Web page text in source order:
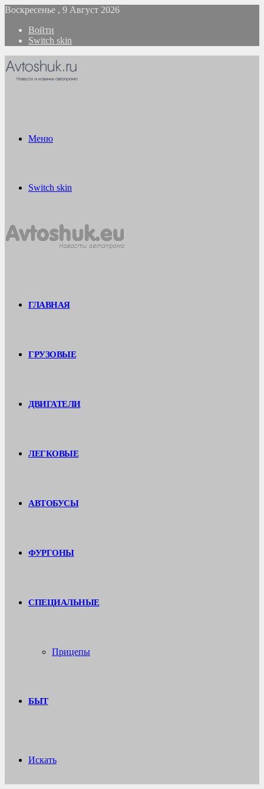
Воскресенье , 9 Август 2026
Войти
Switch skin
Меню
Switch skin
ГЛАВНАЯ
ГРУЗОВЫЕ
ДВИГАТЕЛИ
ЛЕГКОВЫЕ
АВТОБУСЫ
ФУРГОНЫ
СПЕЦИАЛЬНЫЕ
Прицепы
БЫТ
Искать